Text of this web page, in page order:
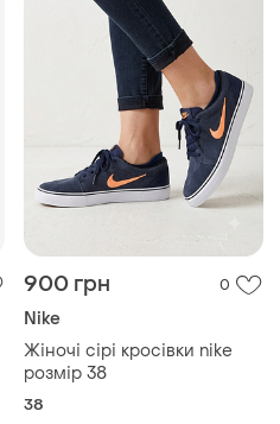
900 грн 0
Nike
Жіночі сірі кросівки nike
розмір 38
38